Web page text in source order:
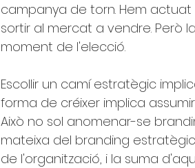
campanya de torn. Hem
sortir al mercat a vendre. Però
moment de l'elecció.
Escollir un camí estratègic
forma de créixer implica
Això no sol anomenar-se
mateixa del branding
de l'organització, i la suma